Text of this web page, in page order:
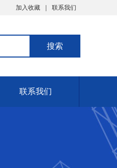
加入收藏 联系我们
联系我们